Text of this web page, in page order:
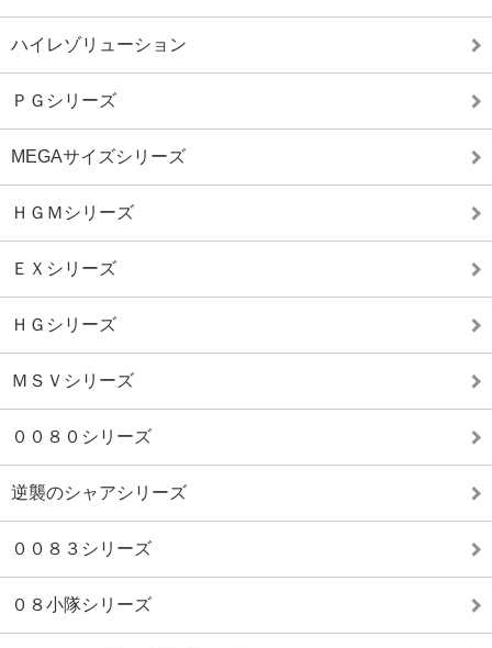
ハイレゾリューション
ＰＧシリーズ
MEGAサイズシリーズ
ＨＧＭシリーズ
ＥＸシリーズ
ＨＧシリーズ
ＭＳＶシリーズ
００８０シリーズ
逆襲のシャアシリーズ
００８３シリーズ
０８小隊シリーズ